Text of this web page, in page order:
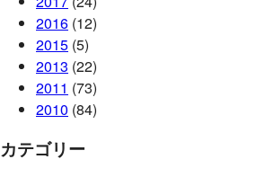
2016 (12)
2015 (5)
2013 (22)
2011 (73)
2010 (84)
カテゴリー